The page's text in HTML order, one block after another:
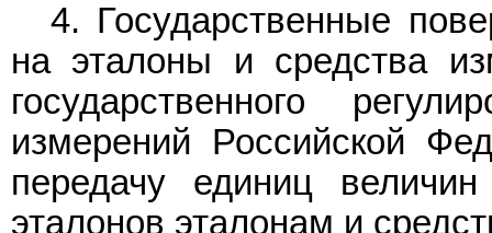
4. Государственные
на эталоны и средства
государственного
измерений Российской
передачу единиц
эталонов эталонам и